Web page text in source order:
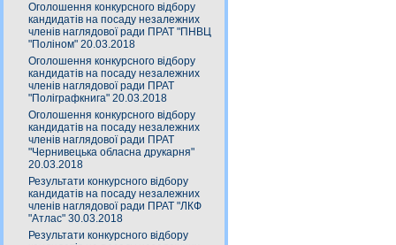
Оголошення конкурсного відбору
кандидатів на посаду незалежних
членів наглядової ради ПРАТ "ПНВЦ
"Поліном" 20.03.2018
Оголошення конкурсного відбору
кандидатів на посаду незалежних
членів наглядової ради ПРАТ
"Поліграфкнига" 20.03.2018
Оголошення конкурсного відбору
кандидатів на посаду незалежних
членів наглядової ради ПРАТ
"Чернивецька обласна друкарня"
20.03.2018
Результати конкурсного відбору
кандидатів на посаду незалежних
членів наглядової ради ПРАТ "ЛКФ
"Атлас" 30.03.2018
Результати конкурсного відбору